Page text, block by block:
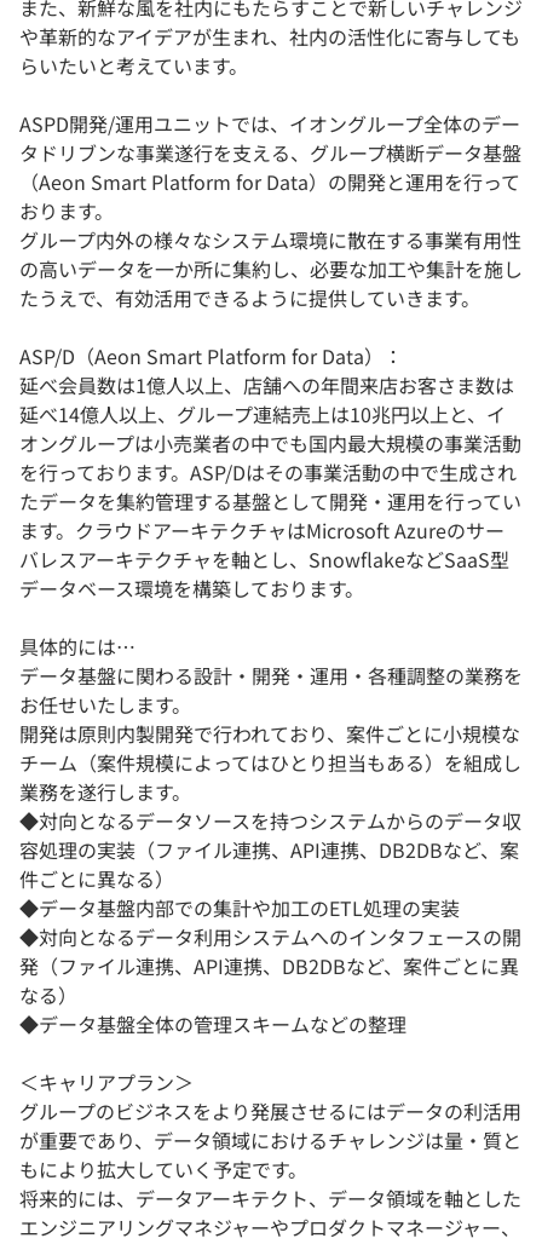
また、新鮮な風を社内にもたらすことで新しいチャレンジ
や革新的なアイデアが生まれ、社内の活性化に寄与しても
らいたいと考えています。
ASPD開発/運用ユニットでは、イオングループ全体のデー
タドリブンな事業遂行を支える、グループ横断データ基盤
（Aeon Smart Platform for Data）の開発と運用を行って
おります。
グループ内外の様々なシステム環境に散在する事業有用性
の高いデータを一か所に集約し、必要な加工や集計を施し
たうえで、有効活用できるように提供していきます。
ASP/D（Aeon Smart Platform for Data）：
延べ会員数は1億人以上、店舗への年間来店お客さま数は
延べ14億人以上、グループ連結売上は10兆円以上と、イ
オングループは小売業者の中でも国内最大規模の事業活動
を行っております。ASP/Dはその事業活動の中で生成され
たデータを集約管理する基盤として開発・運用を行ってい
ます。クラウドアーキテクチャはMicrosoft Azureのサー
バレスアーキテクチャを軸とし、SnowflakeなどSaaS型
データベース環境を構築しております。
具体的には…
データ基盤に関わる設計・開発・運用・各種調整の業務を
お任せいたします。
開発は原則内製開発で行われており、案件ごとに小規模な
チーム（案件規模によってはひとり担当もある）を組成し
業務を遂行します。
◆対向となるデータソースを持つシステムからのデータ収
容処理の実装（ファイル連携、API連携、DB2DBなど、案
件ごとに異なる）
◆データ基盤内部での集計や加工のETL処理の実装
◆対向となるデータ利用システムへのインタフェースの開
発（ファイル連携、API連携、DB2DBなど、案件ごとに異
なる）
◆データ基盤全体の管理スキームなどの整理
＜キャリアプラン＞
グループのビジネスをより発展させるにはデータの利活用
が重要であり、データ領域におけるチャレンジは量・質と
もにより拡大していく予定です。
将来的には、データアーキテクト、データ領域を軸とした
エンジニアリングマネジャーやプロダクトマネージャー、